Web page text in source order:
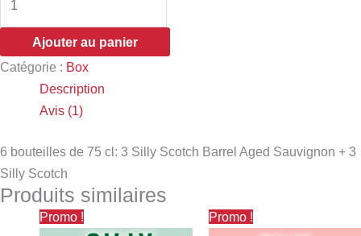
Ajouter au panier
Catégorie : Box
Description
Avis (1)
6 bouteilles de 75 cl: 3 Silly Scotch Barrel Aged Sauvignon + 3
Silly Scotch
Produits similaires
Promo !
Le
prix
prix
Promo !
Le
prix
prix